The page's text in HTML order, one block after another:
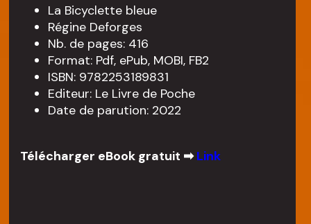
La Bicyclette bleue
Régine Deforges
Nb. de pages: 416
Format: Pdf, ePub, MOBI, FB2
ISBN: 9782253189831
Editeur: Le Livre de Poche
Date de parution: 2022
Télécharger eBook gratuit ➡Link